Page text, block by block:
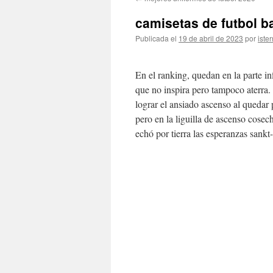
contenido
camisetas de futbol
Publicada el 19 de abril de 2023 por
En el ranking, quedan en la parte
que no inspira pero tampoco
lograr el ansiado ascenso al
pero en la liguilla de ascenso
echó por tierra las esperanzas